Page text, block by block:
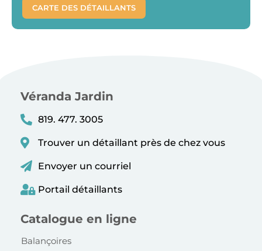
CARTE DES DÉTAILLANTS
Véranda Jardin
819. 477. 3005
Trouver un détaillant près de chez vous
Envoyer un courriel
Portail détaillants
Catalogue en ligne
Balançoires